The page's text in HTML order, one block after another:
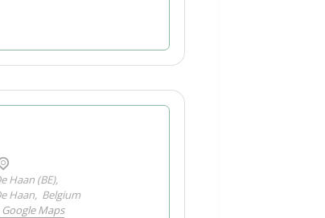
Haan (BE),
Haan, Belgium
Google Maps